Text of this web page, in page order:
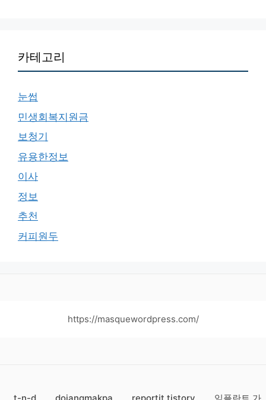
카테고리
눈썹
민생회복지원금
보청기
유용한정보
이사
정보
추천
커피원두
https://masquewordpress.com/
t-n-d dojangmakpa reportit.tistory 임플란트 가